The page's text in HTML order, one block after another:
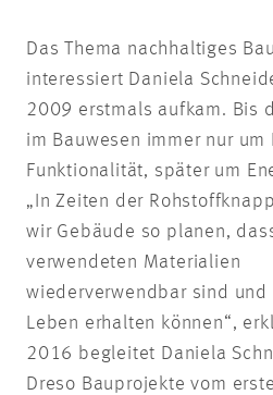
Das Thema nachhaltiges
interessiert Daniela
2009 erstmals aufkam. Bis
im Bauwesen immer nur um
Funktionalität, später um
„In Zeiten der
wir Gebäude so planen,
verwendeten Materialien
wiederverwendbar sind und
Leben erhalten können“,
2016 begleitet Daniela
Dreso Bauprojekte vom